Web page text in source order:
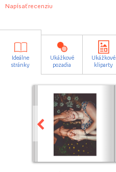
Napísať recenziu
Ideálne
stránky
Ukážkové
pozadia
Ukážkové
kliparty